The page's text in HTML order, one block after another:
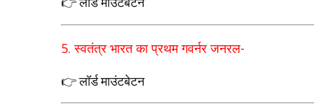
👉 लॉर्ड माउंटबेटन
5.स्वतंत्र भारत का प्रथम गवर्नर जनरल-
👉 लॉर्ड माउंटबेटन